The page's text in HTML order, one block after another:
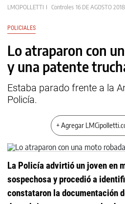
LMCIPOLLETTI Controles 16 DE AGOSTO
POLICIALES
Lo atraparon con
y una patente
Estaba parado frente a la
Policía.
+ Agregar
La Policía advirtió un joven en
sospechosa y procedió a
constataron la documentación